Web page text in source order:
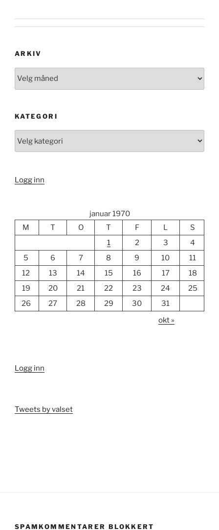
ARKIV
KATEGORI
Logg inn
januar 1970
M
T O T F L
S
1
2 3
4
5
6 7 8 9 10
11
12
13 14 15 16 17
18
19
20 21 22 23 24
25
26
27 28 29 30
31
okt »
Logg inn
Tweets by valset
SPAMKOMMENTARER BLOKKERT